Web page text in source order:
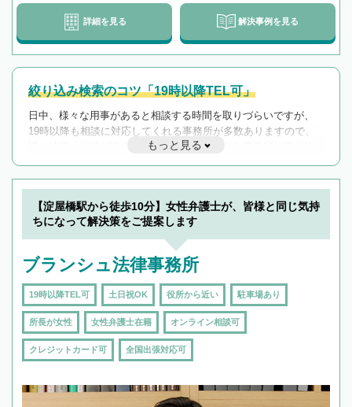
詳細を見る 解決事例を見る
絞り込み検索のコツ「19時以降TEL可」
日中、様々な用事があると相談する時間を取りづらいですが、
19時以降も相談に対応してくれる事務所が多数ありますので、
遅い時間の相談が増えそうな場合はそのような事務所に絞り込
んで検索してみましょう。
19時以降TEL可の条件
を加えて再検索
もっと見る
【淀屋橋駅から徒歩10分】女性弁護士が、皆様と同じ気持
ちになって解決策をご提案します
ブランシュ法律事務所
19時以降TEL可 土日祝OK 役所から近い 駐車場あり
所長が女性 女性弁護士在籍 オンライン相談可
クレジットカード可 全国出張対応可